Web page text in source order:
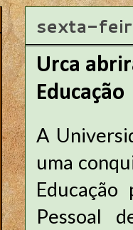
sexta-
Urca
Educação
A
uma
Pessoal